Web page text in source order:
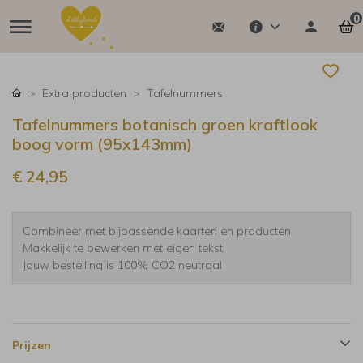
0
Extra producten Tafelnummers
Tafelnummers botanisch groen kraftlook
boog vorm (95x143mm)
€ 24,95
Combineer met bijpassende kaarten en producten
Makkelijk te bewerken met eigen tekst
Jouw bestelling is 100% CO2 neutraal
Prijzen